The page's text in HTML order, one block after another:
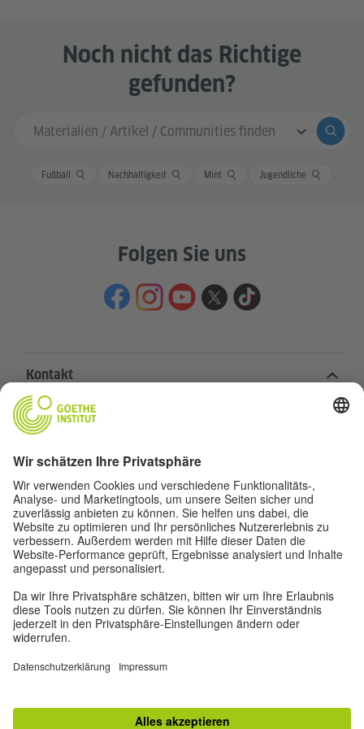
Noch nicht das Richtige
gefunden?
Sucheingabe
Fußball Nachhaltigkeit Mint Jugendliche
Folgen Sie uns
Kontakt
Goethe-Institut Zentrale
Oskar von Miller-Ring 18
80333 München
deutschstunde@goethe.de
Hilfreiche Links
Weitere Websites
Datenschutz und Barrierefreiheit